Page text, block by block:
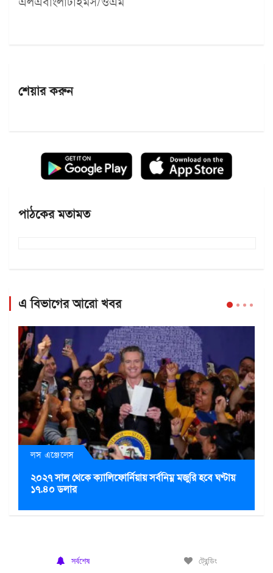
শেয়ার করুন
পাঠকের মতামত
এ বিভাগের আরো খবর
লস এঞ্জেলেস
২০২৭ সাল থেকে ক্যালিফোর্নিয়ায় সর্বনিম্ন মজুরি হবে ঘণ্টায়
১৭.৪০ ডলার
সর্বশেষ ট্রেন্ডিং